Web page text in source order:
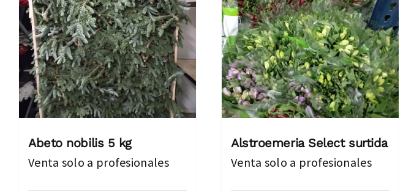
Abeto nobilis 5 kg
Venta solo a profesionales
Alstroemeria Select surtida
Venta solo a profesionales